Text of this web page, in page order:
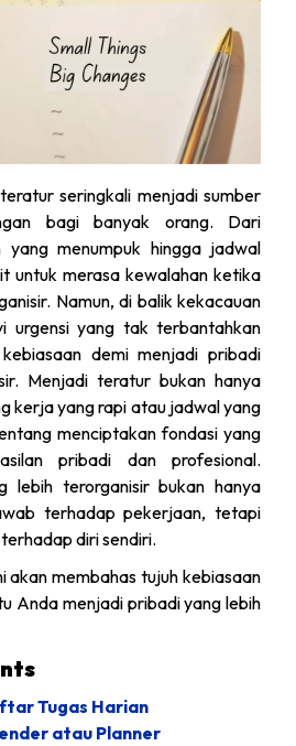
seringkali menjadi sumber
bagi banyak orang. Dari
yang menumpuk hingga jadwal
untuk merasa kewalahan ketika
Namun, di balik kekacauan
urgensi yang tak terbantahkan
demi menjadi pribadi
Menjadi teratur bukan hanya
kerja yang rapi atau jadwal yang
menciptakan fondasi yang
pribadi dan profesional.
lebih terorganisir bukan hanya
terhadap pekerjaan, tetapi
diri sendiri.
akan membahas tujuh kebiasaan
Anda menjadi pribadi yang lebih
Tugas Harian
atau Planner